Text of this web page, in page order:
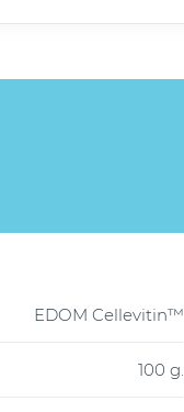
EDOM Cellevitin™
100 g.